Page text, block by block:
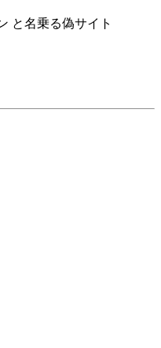
と名乗る偽サイト